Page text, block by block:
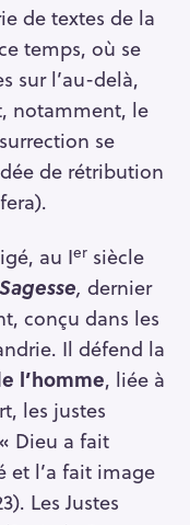
de textes de la
temps, où se
sur l’au-delà,
notamment, le
se
de rétribution
au Ier siècle
, dernier
conçu dans les
Il défend la
l’homme, liée à
les justes
Dieu a fait
et l’a fait image
Les Justes